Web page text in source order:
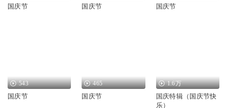
国庆节 国庆节 国庆节
543
国庆节
465
国庆节
1.6万
国庆特辑（国庆节快
乐）